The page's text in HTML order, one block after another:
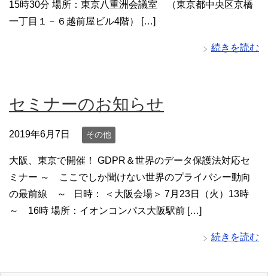
15時30分 場所：東京八重洲会議室 （東京都中央区京橋
一丁目１－６越前屋ビル4階） […]
続きを読む
セミナーのお知らせ
2019年6月7日 その他
大阪、東京で開催！ GDPR＆世界のデータ保護法対応セ
ミナー ～ ここでしか聞けない世界のプライバシー動向
の最前線 ～ 日時： ＜大阪会場＞ 7月23日（火）13時
～ 16時 場所：イオンコンパス大阪駅前 […]
続きを読む